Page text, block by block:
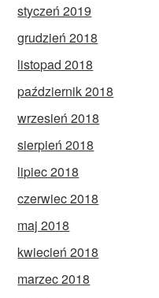
styczeń 2019
grudzień 2018
listopad 2018
październik 2018
wrzesień 2018
sierpień 2018
lipiec 2018
czerwiec 2018
maj 2018
kwiecień 2018
marzec 2018